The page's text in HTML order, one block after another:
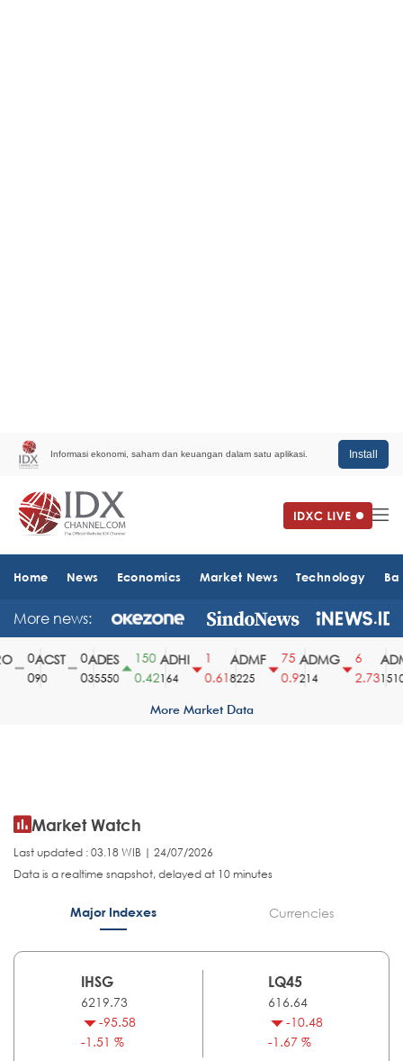
Informasi ekonomi, saham dan keuangan dalam satu aplikasi. Install
Home News Economics Market News Technology
More news:
ACST
90
ADES
35550
150
0.42
ADHI
164
0.61
ADMF
8225
75
0.9
ADMG
214
2.731510
More Market Data
Market Watch
Last updated : 03.18 WIB | 24/07/2026
Data is a realtime snapshot, delayed at 10 minutes
Major Indexes Currencies
IHSG
6219.73
-95.58
-1.51 %
LQ45
616.64
-10.48
-1.67 %